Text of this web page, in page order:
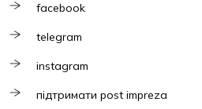
facebook
telegram
instagram
підтримати post impreza